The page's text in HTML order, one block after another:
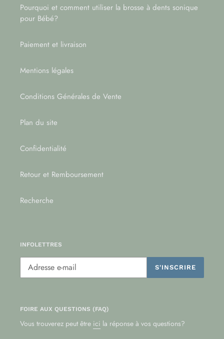
Pourquoi et comment utiliser la brosse à dents sonique
pour Bébé?
Paiement et livraison
Mentions légales
Conditions Générales de Vente
Plan du site
Confidentialité
Retour et Remboursement
Recherche
INFOLETTRES
S'INSCRIRE
FOIRE AUX QUESTIONS (FAQ)
Vous trouverez peut être ici la réponse à vos questions?